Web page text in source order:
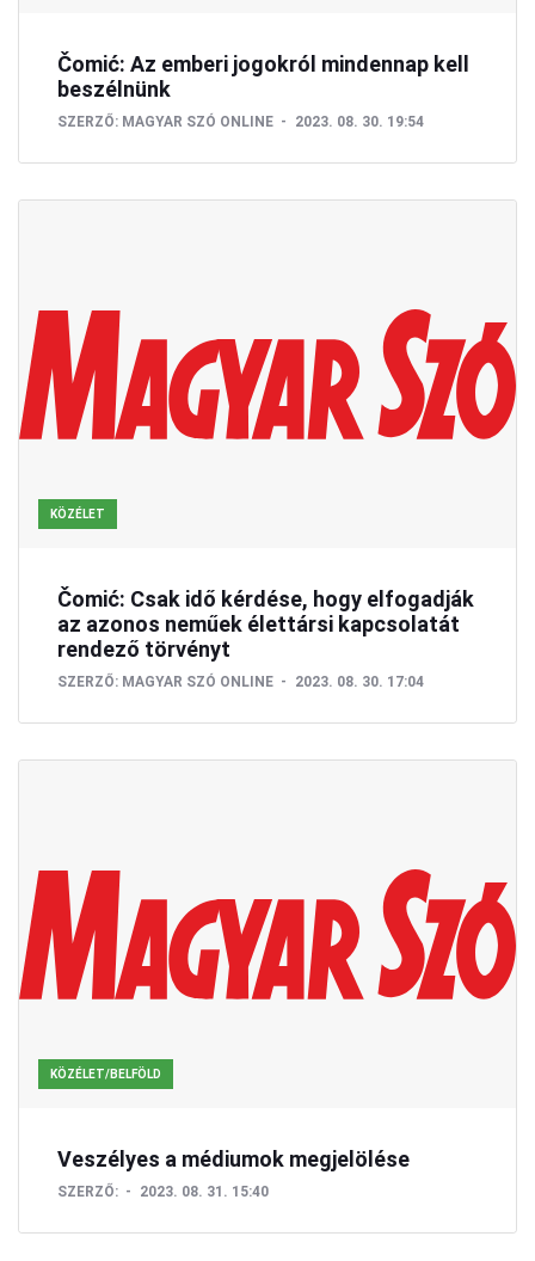
Čomić: Az emberi jogokról mindennap kell
beszélnünk
SZERZŐ: MAGYAR SZÓ ONLINE 2023. 08. 30. 19:54
KÖZÉLET
Čomić: Csak idő kérdése, hogy elfogadják
az azonos neműek élettársi kapcsolatát
rendező törvényt
SZERZŐ: MAGYAR SZÓ ONLINE 2023. 08. 30. 17:04
KÖZÉLET/BELFÖLD
Veszélyes a médiumok megjelölése
SZERZŐ: 2023. 08. 31. 15:40